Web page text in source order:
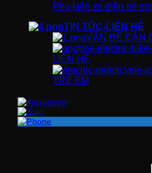
Phụ kiện xe điện trẻ em
TIN TỨC-LIÊN HỆ
VẤN ĐỀ CẦN
LIÊN HỆ
TRẺ EM